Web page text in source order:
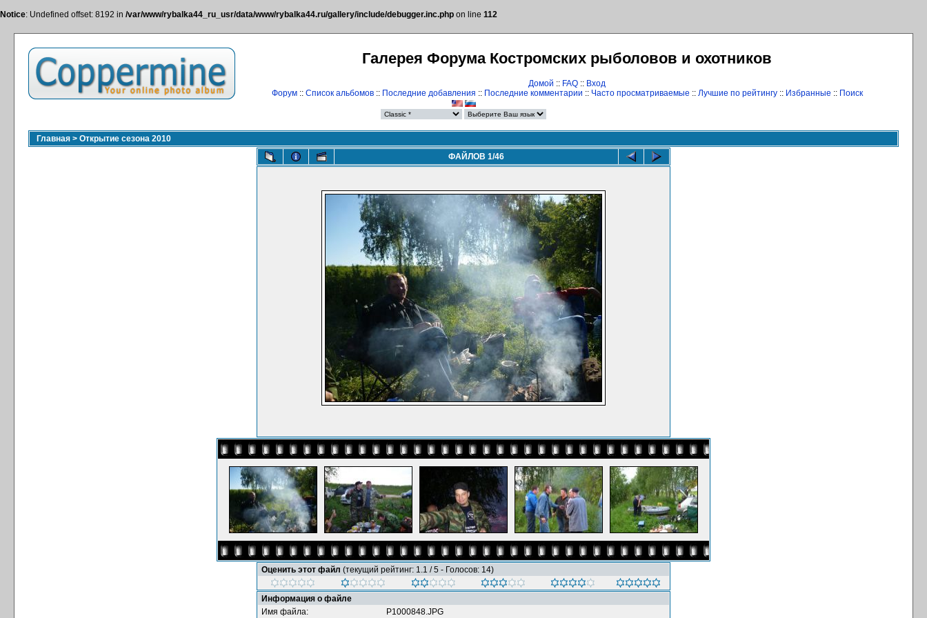
Notice: Undefined offset: 8192 in /var/www/rybalka44_ru_usr/data/www/rybalka44.ru/gallery/include/debugger.inc.php on line 112
Галерея Форума Костромских рыболовов и охотников
Домой :: FAQ :: Вход
Форум:: Список альбомов:: Последние добавления :: Последние комментарии :: Часто просматриваемые :: Лучшие по рейтингу:: Избранные :: Поиск
Главная > Открытие сезона 2010
ФАЙЛОВ 1/46
Оценить этот файл (текущий рейтинг: 1.1 / 5 - Голосов: 14)
Информация о файле
Имя файла:
P1000848.JPG